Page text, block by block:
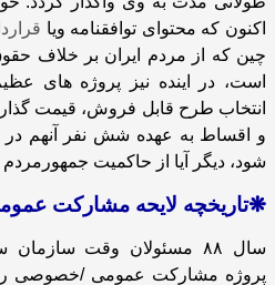
اکنون که محتوای توافقنامه ویا
چین که از مردم ایران بر خلاف
است، در اینده نیز پروژه های
انتخاب طرح قابل فروش، قیمت
و اقساط به عهده شش نفر آنهم در
شود، دیگر آیا از حاکمیت
❋تاریخچه لایحه مشارکت
سال ۸۸ مسئولان وقت سازمان
پروژه مشارکت عمومی /خصوصی را